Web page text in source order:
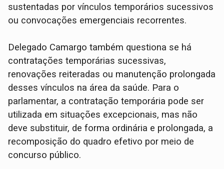
sustentadas por vínculos temporários sucessivos
ou convocações emergenciais recorrentes.
Delegado Camargo também questiona se há
contratações temporárias sucessivas,
renovações reiteradas ou manutenção prolongada
desses vínculos na área da saúde. Para o
parlamentar, a contratação temporária pode ser
utilizada em situações excepcionais, mas não
deve substituir, de forma ordinária e prolongada, a
recomposição do quadro efetivo por meio de
concurso público.